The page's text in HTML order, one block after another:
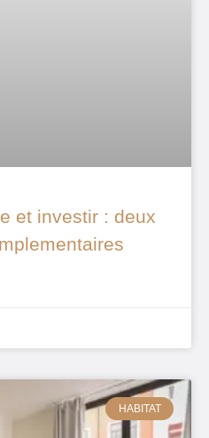
et investir : deux
HABITAT